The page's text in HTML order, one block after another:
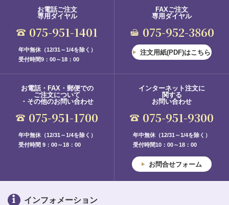
お電話ご注文
専用ダイヤル
075-951-1401
年中無休（12/31～1/4を除く）
受付時間9：00～18：00
FAXご注文
専用ダイヤル
075-952-3860
注文用紙(PDF)はこちら
お電話・FAX・郵便での
ご注文について
・その他のお問い合わせ
075-951-1700
年中無休（12/31～1/4を除く）
受付時間 9：00～18：00
インターネット注文に
関する
お問い合わせ
075-951-9300
年中無休（12/31～1/4を除く）
受付時間10：00～18：00
お問合せフォーム
インフォメーション